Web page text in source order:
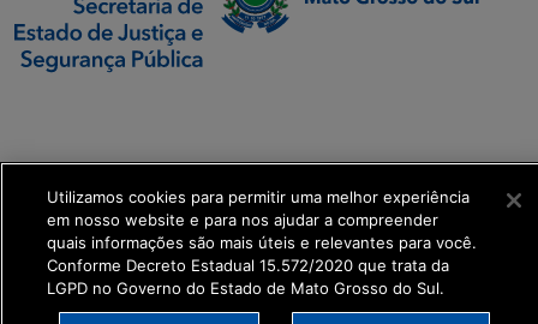
Transformação Digital
get_footer();
Utilizamos cookies para permitir uma melhor experiência
em nosso website e para nos ajudar a compreender
quais informações são mais úteis e relevantes para você.
Conforme Decreto Estadual 15.572/2020 que trata da
LGPD no Governo do Estado de Mato Grosso do Sul.